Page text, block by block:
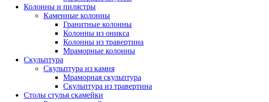
Колонны и пилястры
Каменные колонны
Гранитные колонны
Колонны из оникса
Колонны из травертина
Мраморные колонны
Скульптура
Скульптура из камня
Мраморная скульптура
Скульптура из травертина
Столы стулья скамейки